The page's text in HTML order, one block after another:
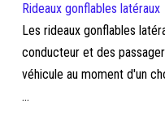
Rideaux gonflables latéraux
Les rideaux gonflables
conducteur et des
véhicule au moment d'un
...